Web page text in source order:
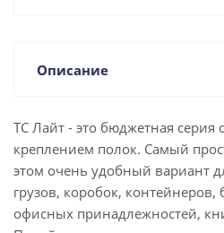
Описание
ТС Лайт - это бюджетная серия
креплением полок. Самый
этом очень удобный вариант
грузов, коробок,
офисных принадлежностей,